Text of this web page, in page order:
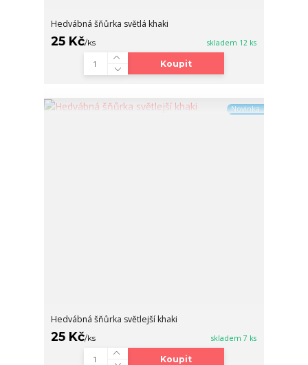
Hedvábná šňůrka světlá khaki
25 Kč/ks skladem 12 ks
Koupit
Novinka
Hedvábná šňůrka světlejší khaki
25 Kč/ks skladem 7 ks
Koupit